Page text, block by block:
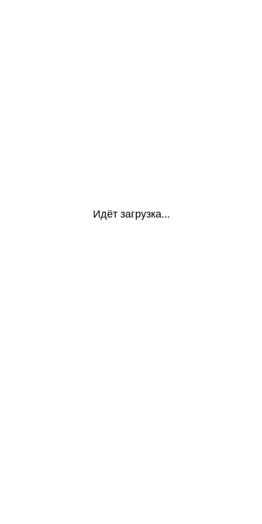
Идёт загрузка...